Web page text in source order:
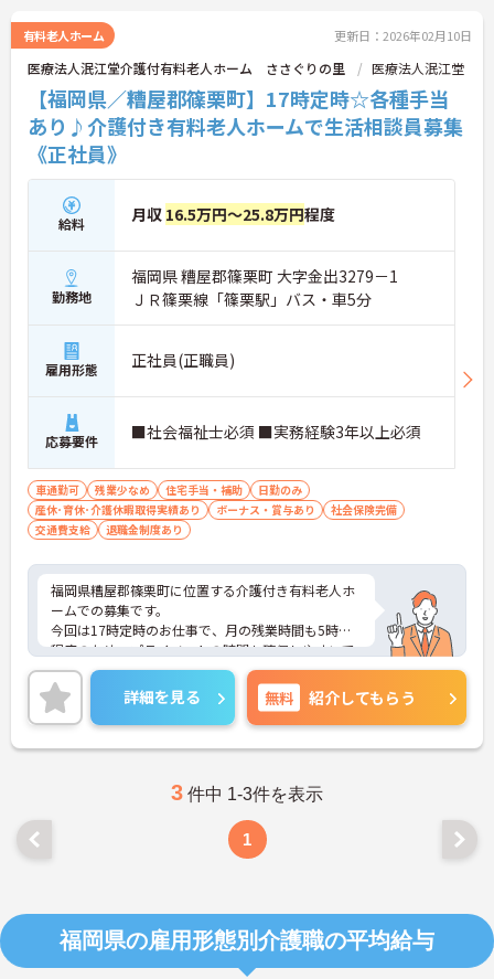
有料老人ホーム 更新日：2026年02月10日
医療法人泯江堂介護付有料老人ホーム ささぐりの里 医療法人泯江堂
【福岡県／糟屋郡篠栗町】17時定時☆各種手当
あり♪介護付き有料老人ホームで生活相談員募集
《正社員》
給料 月収 16.5万円～25.8万円程度
勤務地
福岡県 糟屋郡篠栗町 大字金出3279－1
ＪＲ篠栗線「篠栗駅」バス・車5分
雇用形態 正社員(正職員)
応募要件 ■社会福祉士必須 ■実務経験3年以上必須
車通勤可 残業少なめ 住宅手当・補助
日勤のみ
産休･育休･介護休暇取得実績あり
ボーナス・賞与あり
社会保険完備
交通費支給
退職金制度あり
福岡県糟屋郡篠栗町に位置する介護付き有料老人ホ
ームでの募集です。
今回は17時定時のお仕事で、月の残業時間も5時間
程度のため、プライベートの時間も確保しやすいで
す。
また、「福岡県子育て応援宣言企業」・「スポーツ
エールカンパニー認定企業」・「福岡県障がい者応
援まごころ企業」の認定をうけている法人で、働き
やすさ等に関心を持ち取り組まれているため、長期
ご興味のある方はご面接のポイントをお伝えします
ので、お気軽にお問い合わせください。
詳細を見る 無料 紹介してもらう
3 件中 1-3件を表示
1
福岡県の雇用形態別介護職の平均給与